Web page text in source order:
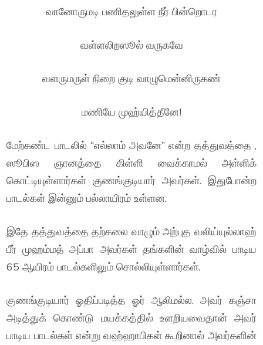
வானோருமடி பணிதலுள்ள நீர் பின்றொடர
வள்ளலிறஸூல் வருகவே
வளருமருள் நிறை குடி வாழுமென்னிருகண்
மணியே முஹ்யித்தீனே!
மேற்கண்ட பாடலில் “எல்லாம் அவனே” என்ற தத்துவத்தை ,
ஸூபிஸ ஞானத்தை கிள்ளி வைக்காமல் அள்ளிக்
கொட்டியுள்ளார்கள் குணங்குடியார் அவர்கள். இதுபோன்ற
பாடல்கள் இன்னும் பல்லாயிரம் உள்ளன.
இதே தத்துவத்தை தற்கலை வாழும் அற்புத வலிய்யுல்லாஹ்
பீர் முஹம்மத் அப்பா அவர்கள் தங்களின் வாழ்வில் பாடிய
65 ஆயிரம் பாடல்களிலும் சொல்லியுள்ளார்கள்.
குணங்குடியார் ஓதிப்படித்த ஓர் ஆலிமல்ல. அவர் கஞ்சா
அடித்துக் கொண்டு மயக்கத்தில் உளறியவைதான் அவர்
பாடிய பாடல்கள் என்று வஹ்ஹாபிகள் கூறினால் அவர்களின்